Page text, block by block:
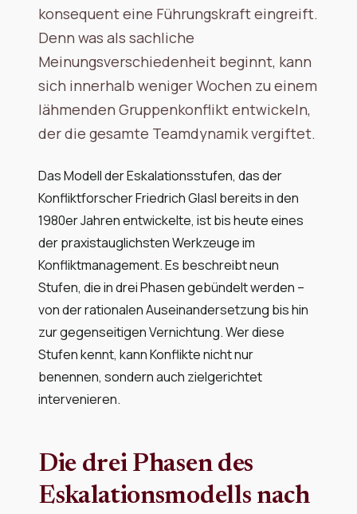
konsequent eine Führungskraft eingreift.
Denn was als sachliche
Meinungsverschiedenheit beginnt, kann
sich innerhalb weniger Wochen zu einem
lähmenden Gruppenkonflikt entwickeln,
der die gesamte Teamdynamik vergiftet.
Das Modell der Eskalationsstufen, das der
Konfliktforscher Friedrich Glasl bereits in den
1980er Jahren entwickelte, ist bis heute eines
der praxistauglichsten Werkzeuge im
Konfliktmanagement. Es beschreibt neun
Stufen, die in drei Phasen gebündelt werden –
von der rationalen Auseinandersetzung bis hin
zur gegenseitigen Vernichtung. Wer diese
Stufen kennt, kann Konflikte nicht nur
benennen, sondern auch zielgerichtet
intervenieren.
Die drei Phasen des
Eskalationsmodells nach